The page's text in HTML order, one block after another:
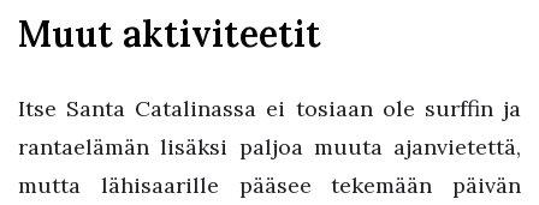
Muut aktiviteetit
Itse Santa Catalinassa ei tosiaan ole surffin ja
rantaelämän lisäksi paljoa muuta ajanvietettä,
mutta lähisaarille pääsee tekemään päivän